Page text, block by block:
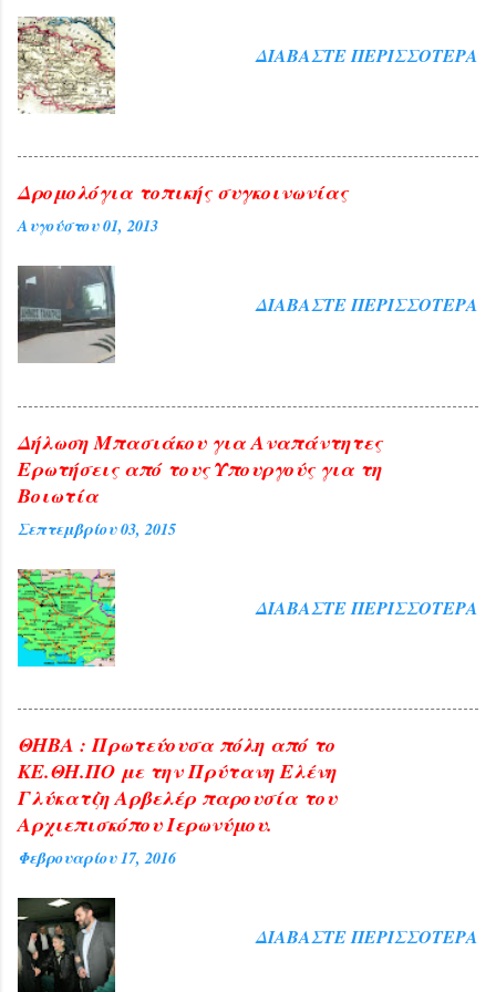
ανταπόκριση των συμπολιτών μας
Συνεδριακού Κέντρου της Δημοτικής
Κοινωφελούς Επιχείρησης πλέον των 200
ήταν όσοι παρέμειναν εκτός αιθούσης
αυτό. Ήταν τιμή για τη Θήβα η παρουσία
ΔΙΑΒΆΣΤΕ ΠΕΡΙΣΣΌΤΕΡΑ
Δρομολόγια τοπικής συγκοινωνίας
Αυγούστου 01, 2013
ΔΙΑΒΆΣΤΕ ΠΕΡΙΣΣΌΤΕΡΑ
Δήλωση Μπασιάκου για Αναπάντητες
Ερωτήσεις από τους Υπουργούς για τη
Βοιωτία
Σεπτεμβρίου 03, 2015
ΔΙΑΒΆΣΤΕ ΠΕΡΙΣΣΌΤΕΡΑ
ΘΗΒΑ : Πρωτεύουσα πόλη από το
ΚΕ.ΘΗ.ΠΟ με την Πρύτανη Ελένη
Γλύκατζη Αρβελέρ παρουσία του
Αρχιεπισκόπου Ιερωνύμου.
Φεβρουαρίου 17, 2016
ΔΙΑΒΆΣΤΕ ΠΕΡΙΣΣΌΤΕΡΑ